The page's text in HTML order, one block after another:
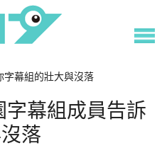
幕組的壯大與沒落
幕組成員告訴
落